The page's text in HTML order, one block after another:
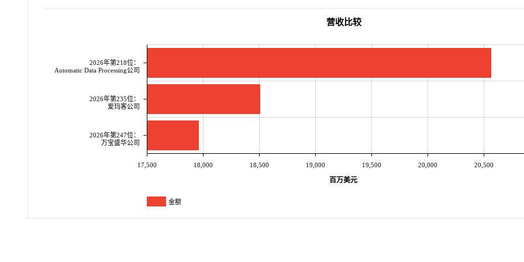
2026年第218位：
Automatic Data Processing公司
2026年第235位：
爱玛客公司
2026年第247位：
万宝盛华公司
17,500 18,000 18,500 19,000 19,500 20,000 20,500
百万美元
营收比较
金额